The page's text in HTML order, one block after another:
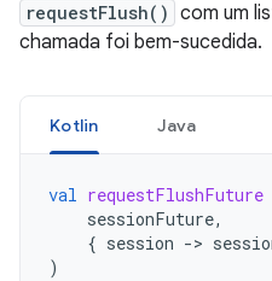
requestFlush() com um
chamada foi bem-sucedida.
Kotlin Java
val requestFlushFuture
sessionFuture,
{ session ->
)